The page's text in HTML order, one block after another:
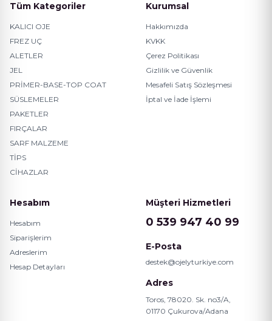
Tüm Kategoriler
KALICI OJE
FREZ UÇ
ALETLER
JEL
PRİMER-BASE-TOP COAT
SÜSLEMELER
PAKETLER
FIRÇALAR
SARF MALZEME
TİPS
CİHAZLAR
Kurumsal
Hakkımızda
KVKK
Çerez Politikası
Gizlilik ve Güvenlik
Mesafeli Satış Sözleşmesi
İptal ve İade İşlemi
Hesabım
Hesabım
Siparişlerim
Adreslerim
Hesap Detayları
Müşteri Hizmetleri
0 539 947 40 99
E-Posta
destek@ojelyturkiye.com
Adres
Toros, 78020. Sk. no3/A,
01170 Çukurova/Adana